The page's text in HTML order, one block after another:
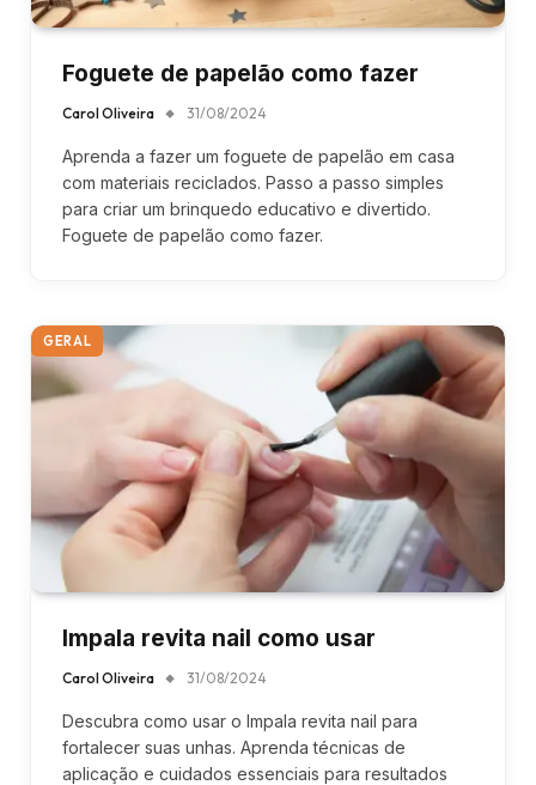
Foguete de papelão como fazer
Carol Oliveira 31/08/2024
Aprenda a fazer um foguete de papelão em casa
com materiais reciclados. Passo a passo simples
para criar um brinquedo educativo e divertido.
Foguete de papelão como fazer.
GERAL
Impala revita nail como usar
Carol Oliveira 31/08/2024
Descubra como usar o Impala revita nail para
fortalecer suas unhas. Aprenda técnicas de
aplicação e cuidados essenciais para resultados